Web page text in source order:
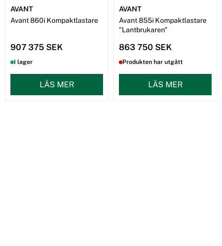
AVANT
Avant 860i Kompaktlastare
907 375 SEK
I lager
LÄS MER
AVANT
Avant 855i Kompaktlastare
"Lantbrukaren"
863 750 SEK
Produkten har utgått
LÄS MER